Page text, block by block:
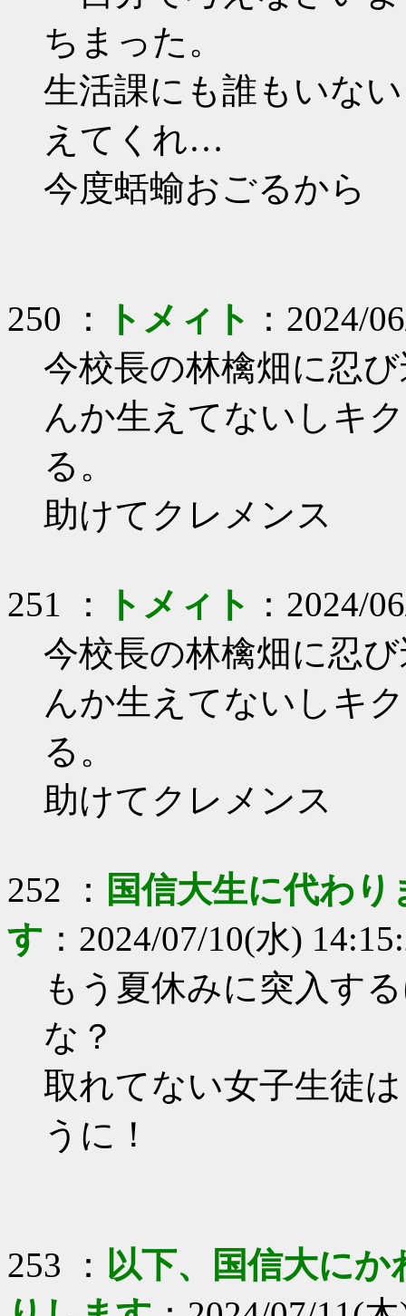
ちまった。
生活課にも誰もいな
えてくれ…
今度蛞蝓おごるから
250 ： トメィト ：2024/
今校長の林檎畑に忍
んか生えてないしキ
る。
助けてクレメンス
251 ： トメィト ：2024/
今校長の林檎畑に忍
んか生えてないしキ
る。
助けてクレメンス
252 ： 国信大生に代わ
す ：2024/07/10(水)
もう夏休みに突入す
な？
取れてない女子生徒
うに！
253 ： 以下、国信大に